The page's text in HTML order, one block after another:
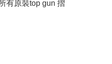
有原裝top gun 摺